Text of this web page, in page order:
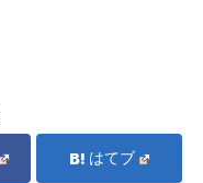
はてブ